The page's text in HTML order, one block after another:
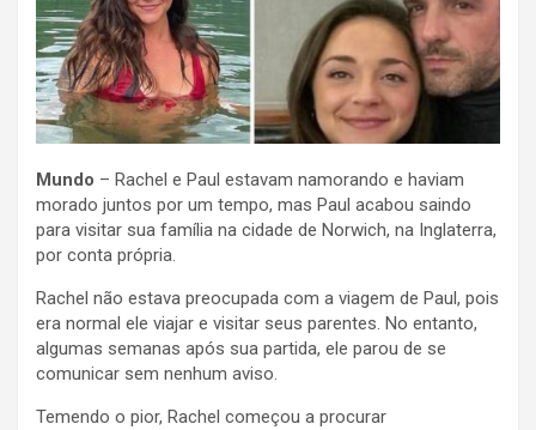
Mundo – Rachel e Paul estavam namorando e haviam
morado juntos por um tempo, mas Paul acabou saindo
para visitar sua família na cidade de Norwich, na Inglaterra,
por conta própria.
Rachel não estava preocupada com a viagem de Paul, pois
era normal ele viajar e visitar seus parentes. No entanto,
algumas semanas após sua partida, ele parou de se
comunicar sem nenhum aviso.
Temendo o pior, Rachel começou a procurar